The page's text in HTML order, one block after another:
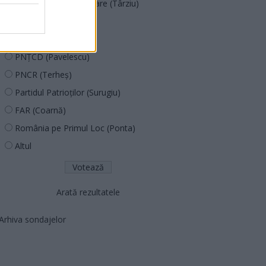
Acțiunea Conservatoare (Târziu)
PNȚCD (Pavelescu)
PNCR (Terheș)
Partidul Patrioților (Surugiu)
FAR (Coarnă)
România pe Primul Loc (Ponta)
Altul
Arată rezultatele
sondajelor